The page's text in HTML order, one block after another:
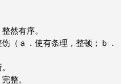
然有序。
（ａ．使有条理，整顿；ｂ．
整。